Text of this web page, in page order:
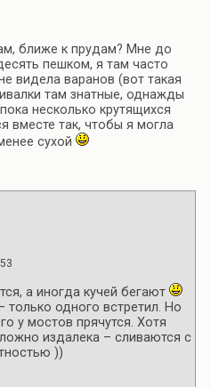
ближе к прудам? Мне до
пешком, я там часто
видела варанов (вот такая
там знатные, однажды
несколько крутящихся
вместе так, чтобы я могла
сухой
а иногда кучей бегают
только одного встретил. Но
у мостов прячутся. Хотя
издалека – сливаются с
))